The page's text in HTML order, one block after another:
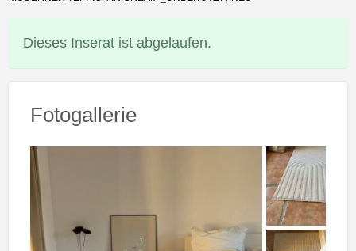
Dieses Inserat ist abgelaufen.
Fotogallerie